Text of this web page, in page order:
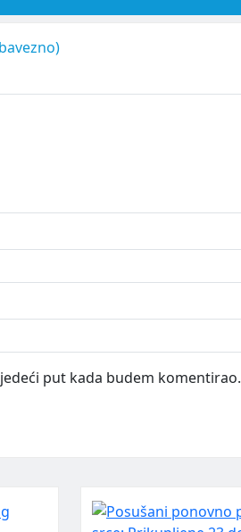
put kada budem komentirao.